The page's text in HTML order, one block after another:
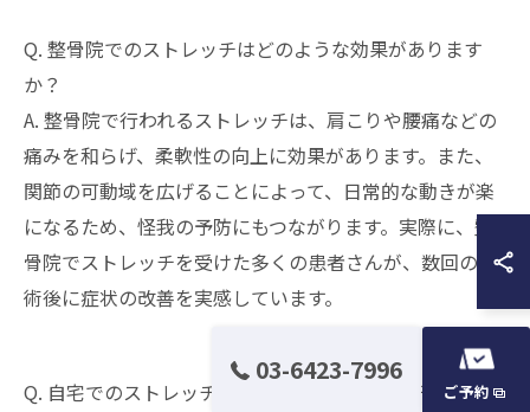
Q. 整骨院でのストレッチはどのような効果があります
か？
A. 整骨院で行われるストレッチは、肩こりや腰痛などの
痛みを和らげ、柔軟性の向上に効果があります。また、
関節の可動域を広げることによって、日常的な動きが楽
になるため、怪我の予防にもつながります。実際に、整
骨院でストレッチを受けた多くの患者さんが、数回の施
術後に症状の改善を実感しています。
Q. 自宅でのストレッチと整骨院でのストレッチはどう違
03-6423-7996
ご予約